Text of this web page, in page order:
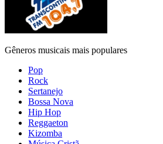
Gêneros musicais mais populares
Pop
Rock
Sertanejo
Bossa Nova
Hip Hop
Reggaeton
Kizomba